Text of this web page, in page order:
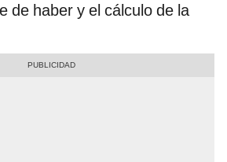
de haber y el cálculo de la